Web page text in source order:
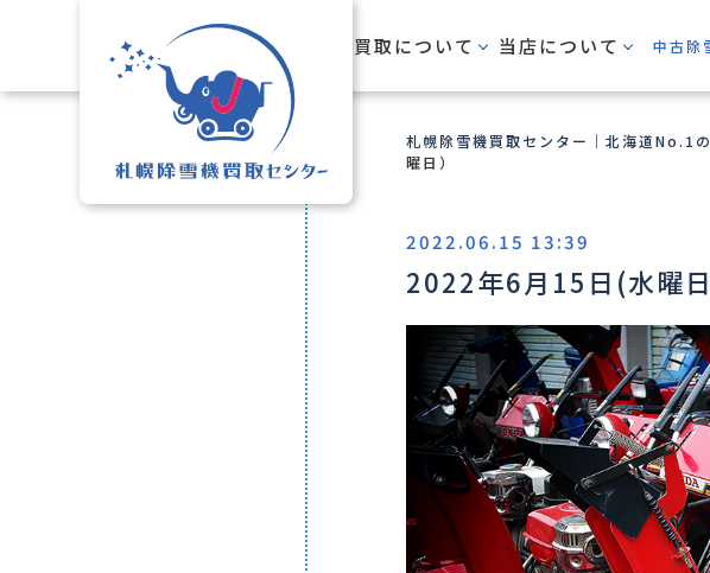
HOME 買取について 当店について 中古除
札幌除雪機買取センター｜北海道No.1
曜日）
2022.06.15 13:39
2022年6月15日(水曜日